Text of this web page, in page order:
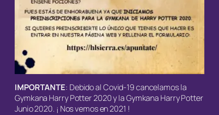
IMPORTANTE: Debido al Covid-19 cancelamos la
Gymkana Harry Potter 2020 y la Gymkana Harry Potter
Junio 2020. ¡ Nos vemos en 2021 !